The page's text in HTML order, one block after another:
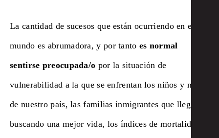
La cantidad de sucesos que están ocurriendo en el
mundo es abrumadora, y por tanto es normal
sentirse preocupada/o por la situación de
vulnerabilidad a la que se enfrentan los niños y niñas
de nuestro país, las familias inmigrantes que llegan
buscando una mejor vida, los índices de mortalidad